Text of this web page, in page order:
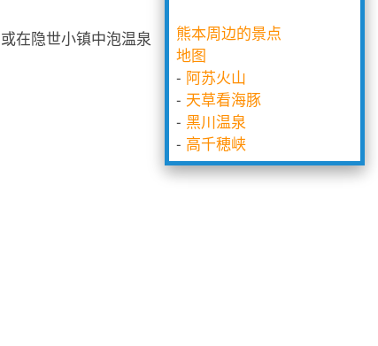
在隐世小镇中泡温泉
熊本周边的景点
地图
- 阿苏火山
- 天草看海豚
- 黑川温泉
- 高千穂峡